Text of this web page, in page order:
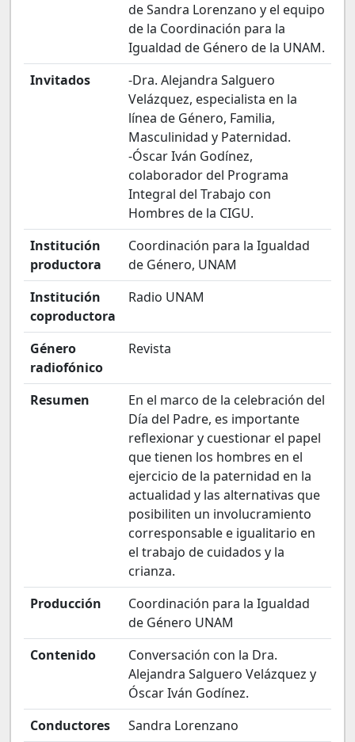
de Sandra Lorenzano y el equipo
de la Coordinación para la
Igualdad de Género de la UNAM.
Invitados
-Dra. Alejandra Salguero
Velázquez, especialista en la
línea de Género, Familia,
Masculinidad y Paternidad.
-Óscar Iván Godínez,
colaborador del Programa
Integral del Trabajo con
Hombres de la CIGU.
Institución
productora
Coordinación para la Igualdad
de Género, UNAM
Institución
coproductora
Radio UNAM
Género
radiofónico
Revista
Resumen
En el marco de la celebración del
Día del Padre, es importante
reflexionar y cuestionar el papel
que tienen los hombres en el
ejercicio de la paternidad en la
actualidad y las alternativas que
posibiliten un involucramiento
corresponsable e igualitario en
el trabajo de cuidados y la
crianza.
Producción
Coordinación para la Igualdad
de Género UNAM
Contenido
Conversación con la Dra.
Alejandra Salguero Velázquez y
Óscar Iván Godínez.
Conductores
Sandra Lorenzano